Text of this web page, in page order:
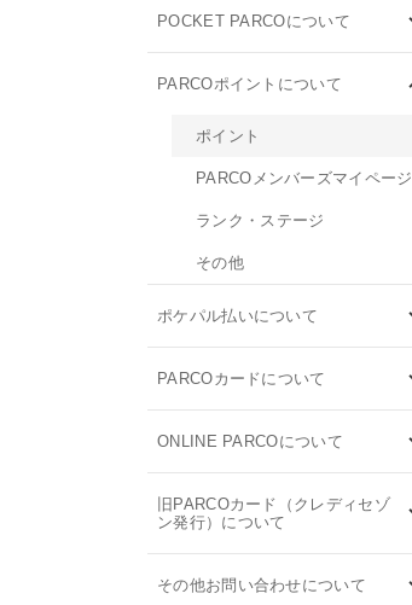
POCKET PARCOについて
PARCOポイントについて
ポイント
PARCOメンバーズマイページ
ランク・ステージ
その他
ポケパル払いについて
PARCOカードについて
ONLINE PARCOについて
旧PARCOカード（クレディセゾ
ン発行）について
その他お問い合わせについて